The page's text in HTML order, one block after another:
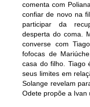
comenta com
confiar de novo na
participar da
desperta do coma.
converse com
fofocas de
casa do filho. Tiago
seus limites em
Solange revelam
Odete propõe a Ivan